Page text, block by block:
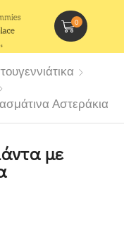
0
Αστεράκια
με